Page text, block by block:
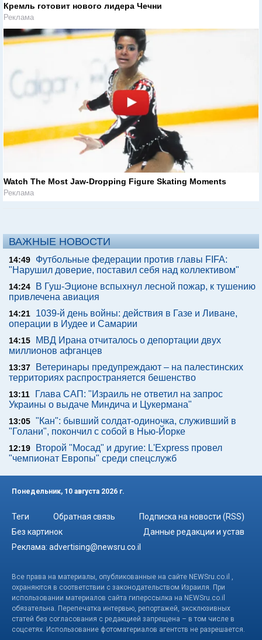
Кремль готовит нового лидера Чечни
Реклама
Watch The Most Jaw‑Dropping Figure Skating Moments
Реклама
ВАЖНЫЕ НОВОСТИ
14:49
Футбольные федерации против главы FIFA:
"Нарушил доверие, поставил себя над коллективом"
14:24
В Гуш-Эционе вспыхнул лесной пожар, к тушению
привлечена авиация
14:21
1039-й день войны: действия в Газе и Ливане,
операции в Иудее и Самарии
14:15
МВД Ирана отчиталось о депортации двух
миллионов афганцев
13:37
Ветеринары предупреждают – на палестинских
территориях распространяется бешенство
13:11
Глава САП: "Израиль не ответил на запрос
Украины о выдаче Миндича и Цукермана"
13:05 "Кан": бывший солдат-одиночка, служивший в
"Голани", покончил с собой в Нью-Йорке
12:19
Второй "Мосад" и другие: L'Express провел
"чемпионат Европы" среди спецслужб
Понедельник, 10 августа 2026 г.
Теги Обратная связь
Подписка на новости (RSS)
Без картинок
Данные редакции и устав
Реклама: advertising@newsru.co.il
Все права на материалы, опубликованные на сайте NEWSru.co.il ,
охраняются в соответствии с законодательством Израиля. При
использовании материалов сайта гиперссылка на NEWSru.co.il
обязательна. Перепечатка интервью, репортажей, эксклюзивных
статей без согласования с редакцией запрещена – в том числе в
соцсетях. Использование фотоматериалов агентств не разрешается.